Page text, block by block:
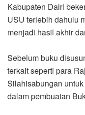
Kabupaten Dairi
USU terlebih dahulu
menjadi hasil akhir
Sebelum buku
terkait seperti para
Silahisabungan
dalam pembuatan